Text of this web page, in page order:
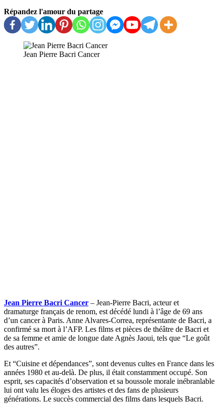
Répandez l'amour du partage
Jean Pierre Bacri Cancer
Jean Pierre Bacri Cancer – Jean-Pierre Bacri, acteur et
dramaturge français de renom, est décédé lundi à l’âge de 69 ans
d’un cancer à Paris. Anne Alvares-Correa, représentante de Bacri, a
confirmé sa mort à l’AFP. Les films et pièces de théâtre de Bacri et
de sa femme et amie de longue date Agnès Jaoui, tels que “Le goût
des autres”.
Et “Cuisine et dépendances”, sont devenus cultes en France dans les
années 1980 et au-delà. De plus, il était constamment occupé. Son
esprit, ses capacités d’observation et sa boussole morale inébranlable
lui ont valu les éloges des artistes et des fans de plusieurs
générations. Le succès commercial des films dans lesquels Bacri.